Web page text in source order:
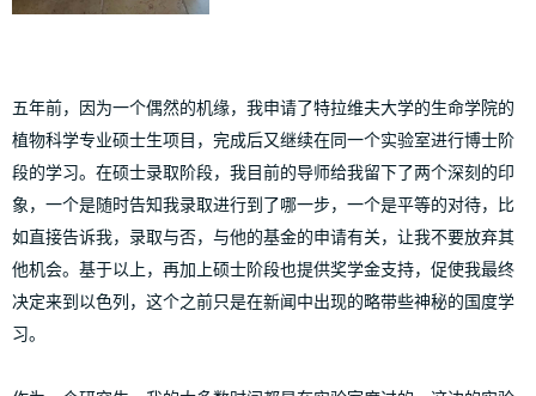
五年前，因为一个偶然的机缘，我申请了特拉维夫大学的生命学院的
植物科学专业硕士生项目，完成后又继续在同一个实验室进行博士阶
段的学习。在硕士录取阶段，我目前的导师给我留下了两个深刻的印
象，一个是随时告知我录取进行到了哪一步，一个是平等的对待，比
如直接告诉我，录取与否，与他的基金的申请有关，让我不要放弃其
他机会。基于以上，再加上硕士阶段也提供奖学金支持，促使我最终
决定来到以色列，这个之前只是在新闻中出现的略带些神秘的国度学
习。